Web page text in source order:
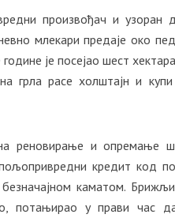
произвођач и узоран
млекари предаје око
је посејао шест
грла расе холштајн и
реновирање и опремање
кредит код
каматом.
потањирао у прави час